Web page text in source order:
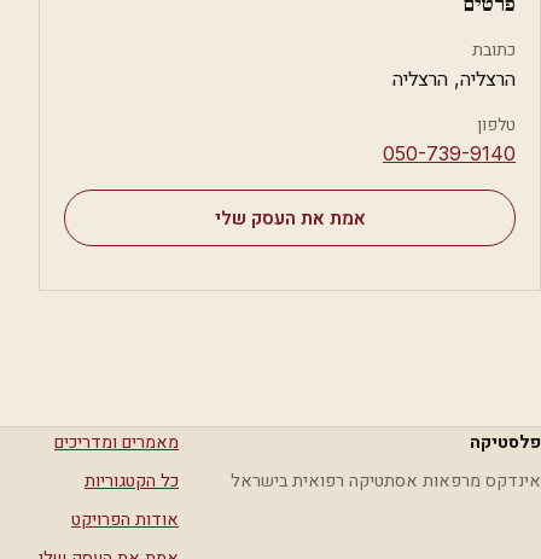
כתובת
הרצליה, הרצליה
טלפון
⁦050-739-9140⁩
אמת את העסק שלי
פלסטיקה
אינדקס מרפאות אסתטיקה רפואית בישראל
מאמרים ומדריכים
כל הקטגוריות
אודות הפרויקט